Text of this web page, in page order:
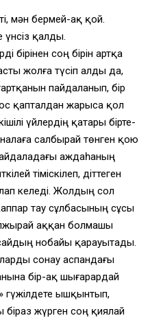
мән бермей-ақ қой.
үнсіз қалды.
соң бірін артқа
жолға түсіп алды да,
пайдаланып, бір
қапталдан жарыса қол
үйлердің қатары бірте-
салбырай төнген қою
аждаһаның
тіміскілеп, діттеген
келеді. Жолдың сол
тау сұлбасының сұсы
аққан болмашы
нобайы қарауытады.
сонау аспандағы
бір-ақ шығарардай
гүжілдете ышқынтып,
біраз жүрген соң қиялай